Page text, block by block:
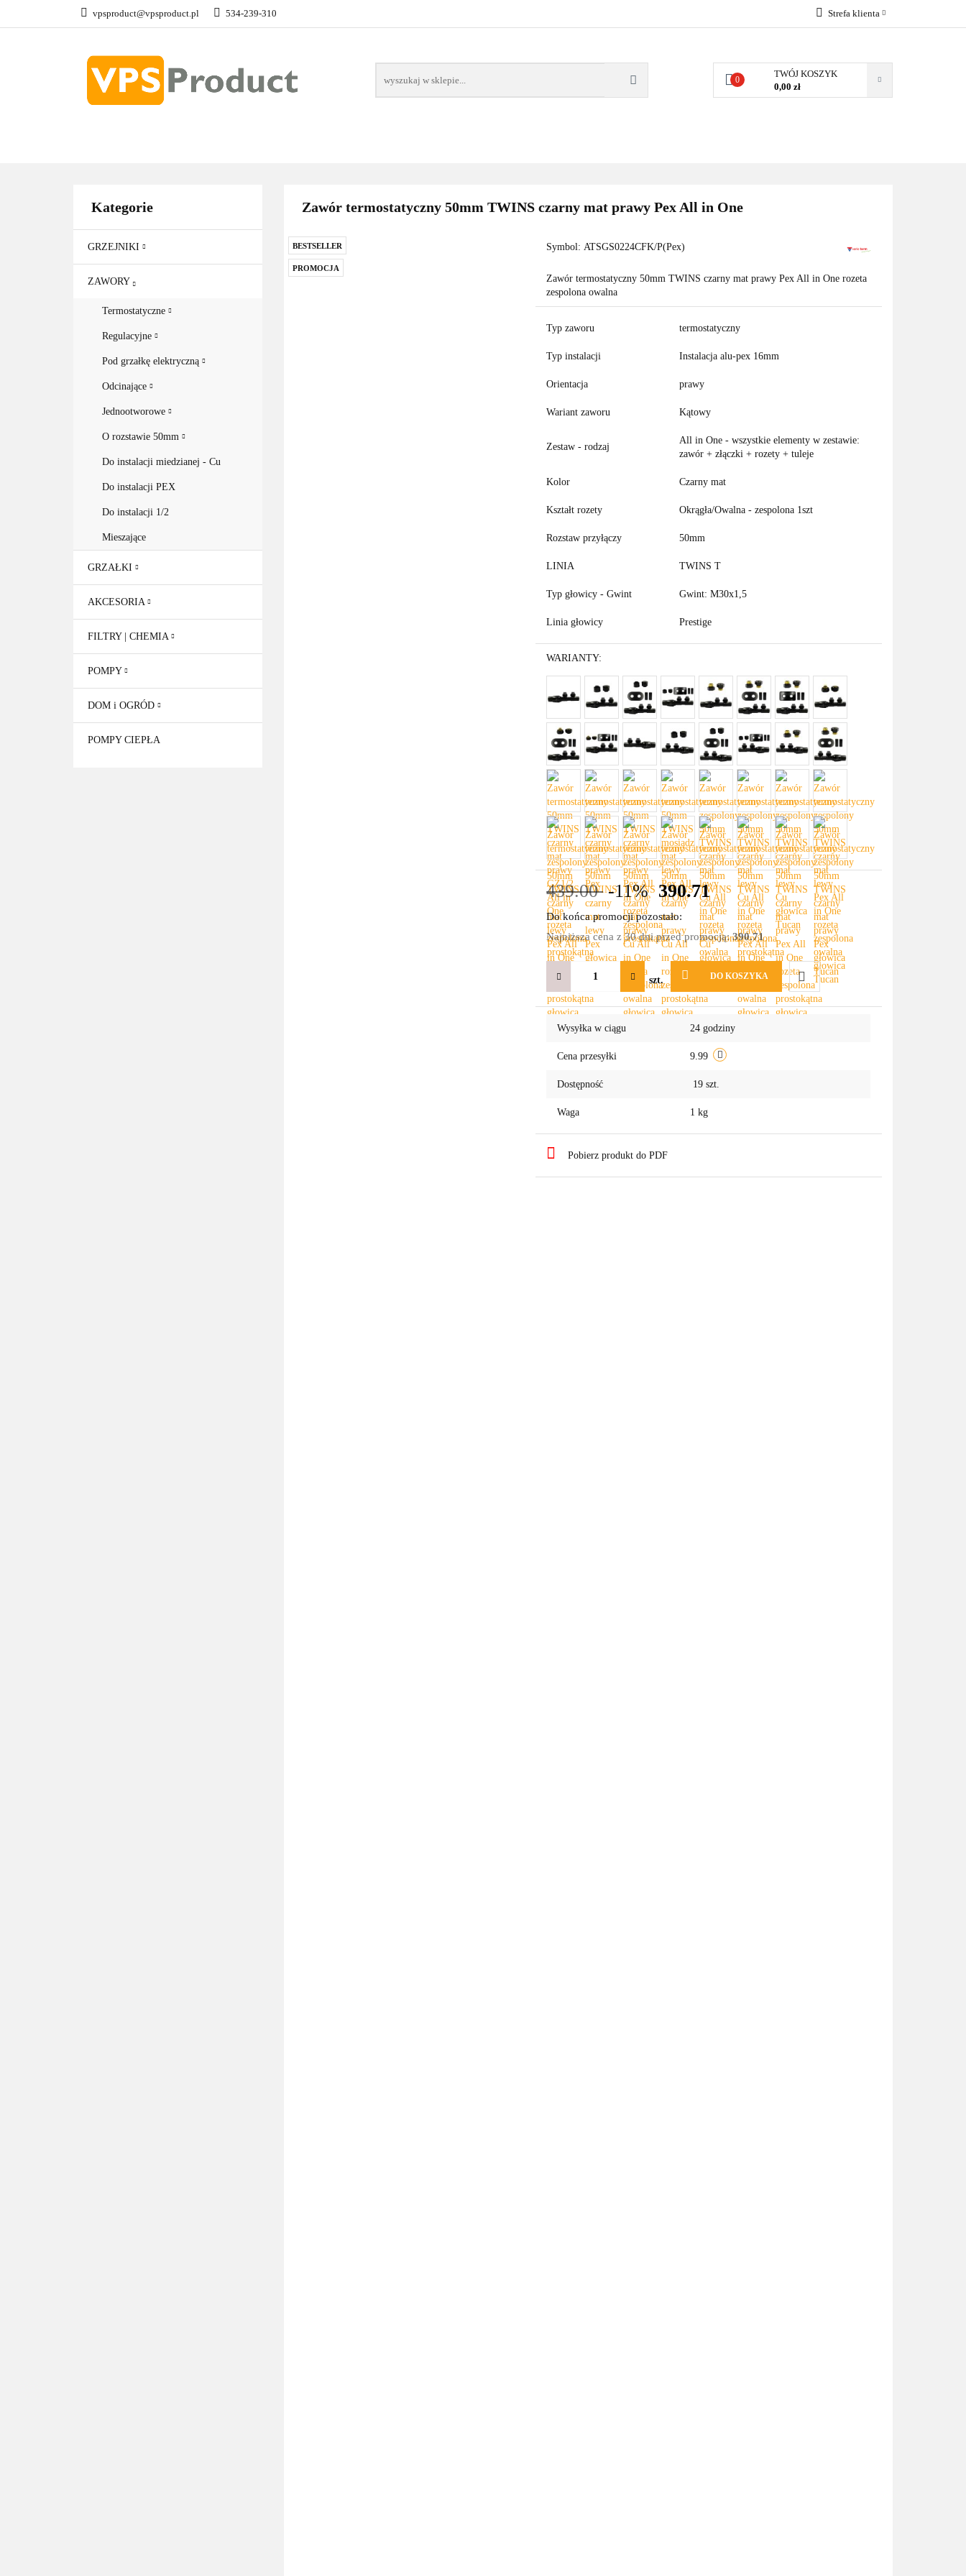
vpsproduct@vpsproduct.pl 534-239-310 Strefa klienta
Zarejestruj się
0
TWÓJ KOSZYK
0,00 zł
GRZEJNIKI
Kategorie
GRZEJNIKI
ZAWORY
Termostatyczne
Regulacyjne
Pod grzałkę elektryczną
Odcinające
Jednootworowe
O rozstawie 50mm
Do instalacji miedzianej - Cu
Do instalacji PEX
Do instalacji 1/2
Mieszające
GRZAŁKI
AKCESORIA
FILTRY | CHEMIA
POMPY
DOM i OGRÓD
POMPY CIEPŁA
Zawór termostatyczny 50mm TWINS czarny mat prawy Pex All in One
BESTSELLER
PROMOCJA
Symbol:ATSGS0224CFK/P(Pex)
Zawór termostatyczny 50mm TWINS czarny mat prawy Pex All in One rozeta
zespolona owalna
Typ zaworu termostatyczny
Typ instalacji Instalacja alu-pex 16mm
Orientacja prawy
Wariant zaworu Kątowy
Zestaw - rodzaj
All in One - wszystkie elementy w zestawie:
zawór + złączki + rozety + tuleje
Kolor Czarny mat
Kształt rozety Okrągła/Owalna - zespolona 1szt
Rozstaw przyłączy 50mm
LINIA TWINS T
Typ głowicy - Gwint Gwint: M30x1,5
Linia głowicy Prestige
WARIANTY:
439.00 -11% 390.71
Do końca promocji pozostało:
Najniższa cena z 30 dni przed promocją:390.71
szt. DO KOSZYKA
Do
Wysyłka w ciągu 24 godziny
Cena przesyłki 9.99
Dostępność 19 szt.
Waga 1 kg
Pobierz produkt do PDF